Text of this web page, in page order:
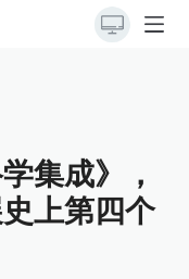
集成》，
上第四个